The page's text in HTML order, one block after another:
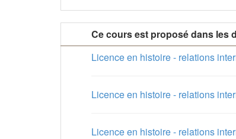
Ce cours est proposé dans les
Licence en histoire - relations
Licence en histoire - relations
Licence en histoire - relations